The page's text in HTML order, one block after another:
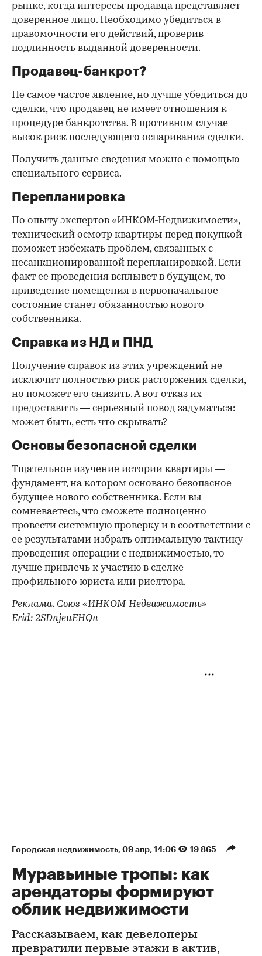
рынке, когда интересы продавца представляет
доверенное лицо. Необходимо убедиться в
правомочности его действий, проверив
подлинность выданной доверенности.
Продавец-банкрот?
Не самое частое явление, но лучше убедиться до
сделки, что продавец не имеет отношения к
процедуре банкротства. В противном случае
высок риск последующего оспаривания сделки.
Получить данные сведения можно с помощью
специального сервиса.
Перепланировка
По опыту экспертов «ИНКОМ-Недвижимости»,
технический осмотр квартиры перед покупкой
поможет избежать проблем, связанных с
несанкционированной перепланировкой. Если
факт ее проведения всплывет в будущем, то
приведение помещения в первоначальное
состояние станет обязанностью нового
собственника.
Справка из НД и ПНД
Получение справок из этих учреждений не
исключит полностью риск расторжения сделки,
но поможет его снизить. А вот отказ их
предоставить — серьезный повод задуматься:
может быть, есть что скрывать?
Основы безопасной сделки
Тщательное изучение истории квартиры —
фундамент, на котором основано безопасное
будущее нового собственника. Если вы
сомневаетесь, что сможете полноценно
провести системную проверку и в соответствии с
ее результатами избрать оптимальную тактику
проведения операции с недвижимостью, то
лучше привлечь к участию в сделке
профильного юриста или риелтора.
Реклама. Союз «ИНКОМ-Недвижимость»
Erid: 2SDnjeuEHQn
Городская недвижимость 09 апр, 14:06 19 865
Муравьиные тропы: как
арендаторы формируют
облик недвижимости
Рассказываем, как девелоперы
превратили первые этажи в актив,